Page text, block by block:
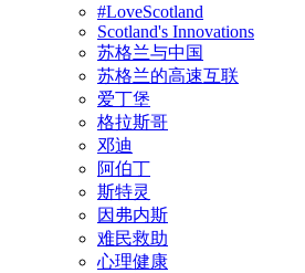
#LoveScotland
Scotland's Innovations
苏格兰与中国
苏格兰的高速互联
爱丁堡
格拉斯哥
邓迪
阿伯丁
斯特灵
因弗内斯
难民救助
心理健康